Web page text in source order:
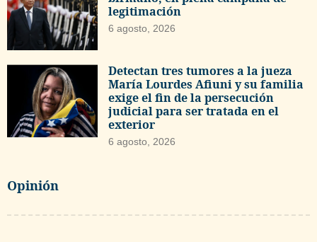
legitimación
6 agosto, 2026
Detectan tres tumores a la jueza
María Lourdes Afiuni y su familia
exige el fin de la persecución
judicial para ser tratada en el
exterior
6 agosto, 2026
Opinión